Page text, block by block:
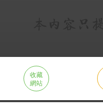
收藏
網站